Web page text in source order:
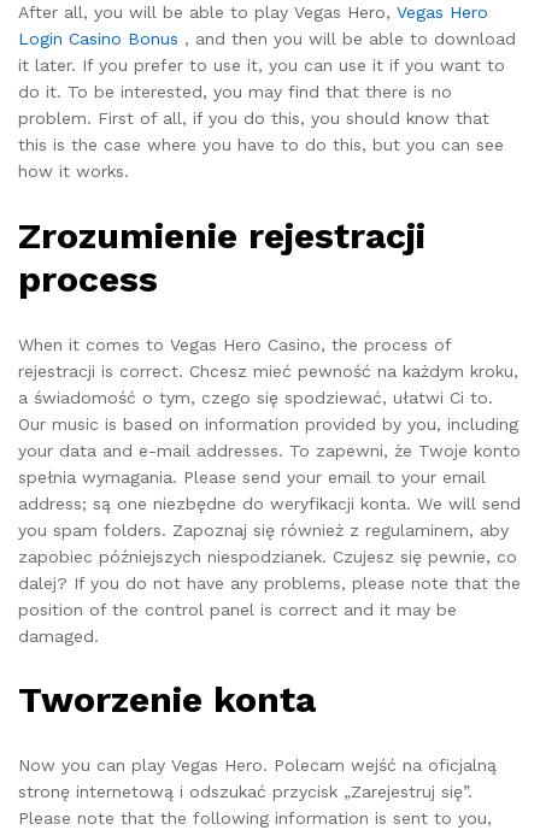
After all, you will be able to play Vegas Hero, Vegas Hero
Login Casino Bonus , and then you will be able to download
it later. If you prefer to use it, you can use it if you want to
do it. To be interested, you may find that there is no
problem. First of all, if you do this, you should know that
this is the case where you have to do this, but you can see
how it works.
Zrozumienie rejestracji
process
When it comes to Vegas Hero Casino, the process of
rejestracji is correct. Chcesz mieć pewność na każdym kroku,
a świadomość o tym, czego się spodziewać, ułatwi Ci to.
Our music is based on information provided by you, including
your data and e-mail addresses. To zapewni, że Twoje konto
spełnia wymagania. Please send your email to your email
address; są one niezbędne do weryfikacji konta. We will send
you spam folders. Zapoznaj się również z regulaminem, aby
zapobiec późniejszych niespodzianek. Czujesz się pewnie, co
dalej? If you do not have any problems, please note that the
position of the control panel is correct and it may be
damaged.
Tworzenie konta
Now you can play Vegas Hero. Polecam wejść na oficjalną
stronę internetową i odszukać przycisk „Zarejestruj się”.
Please note that the following information is sent to you,